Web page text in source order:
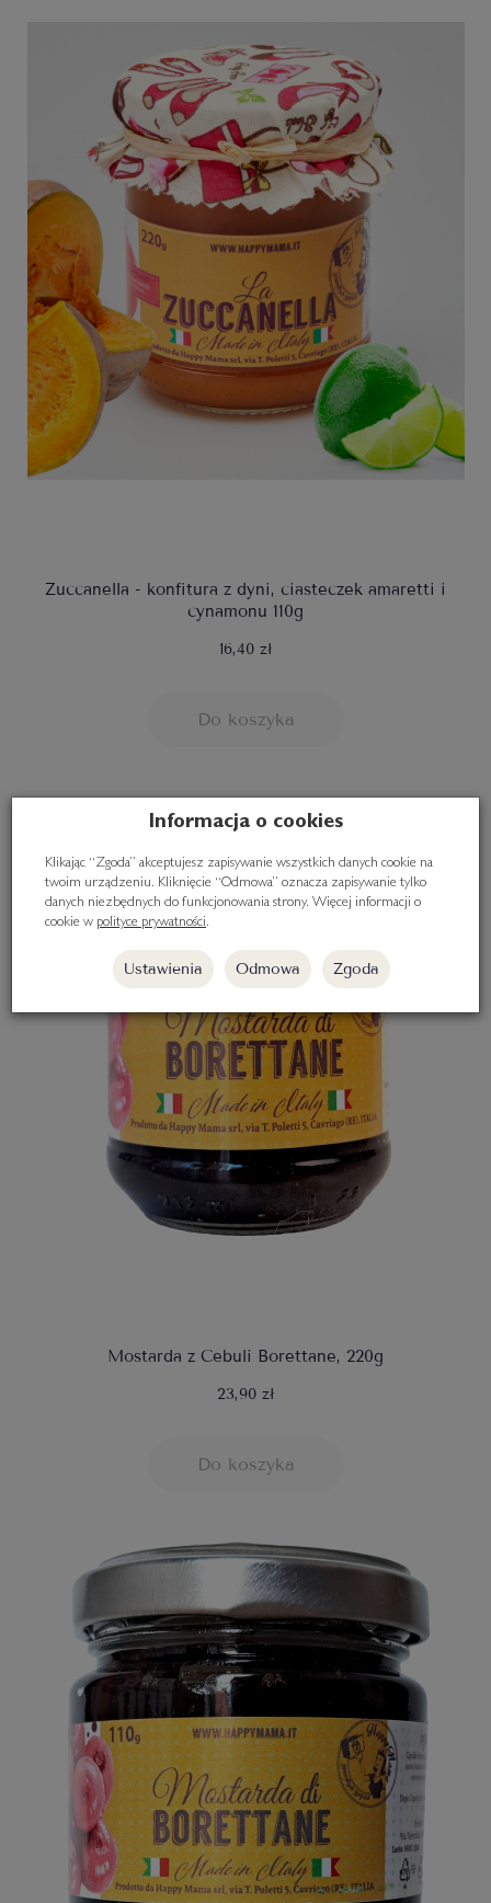
Zuccanella - konfitura z dyni, ciasteczek amaretti i
cynamonu 110g
16,40 zł
Do koszyka
Mostarda z Cebuli Borettane, 220g
23,90 zł
Do koszyka
Informacja o cookies
Klikając “Zgoda” akceptujesz zapisywanie wszystkich danych cookie na
twoim urządzeniu. Kliknięcie “Odmowa” oznacza zapisywanie tylko
danych niezbędnych do funkcjonowania strony. Więcej informacji o
cookie w polityce prywatności.
Ustawienia Odmowa Zgoda